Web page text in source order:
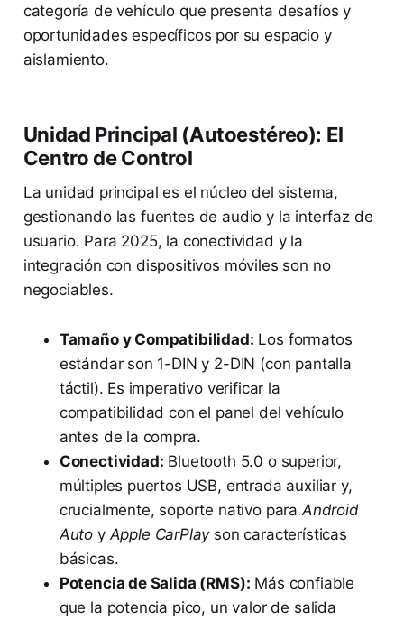
categoría de vehículo que presenta desafíos y
oportunidades específicos por su espacio y
aislamiento.
Unidad Principal (Autoestéreo): El
Centro de Control
La unidad principal es el núcleo del sistema,
gestionando las fuentes de audio y la interfaz de
usuario. Para 2025, la conectividad y la
integración con dispositivos móviles son no
negociables.
Tamaño y Compatibilidad: Los formatos
estándar son 1-DIN y 2-DIN (con pantalla
táctil). Es imperativo verificar la
compatibilidad con el panel del vehículo
antes de la compra.
Conectividad: Bluetooth 5.0 o superior,
múltiples puertos USB, entrada auxiliar y,
crucialmente, soporte nativo para Android
Auto y Apple CarPlayson características
básicas.
Potencia de Salida (RMS): Más confiable
que la potencia pico, un valor de salida